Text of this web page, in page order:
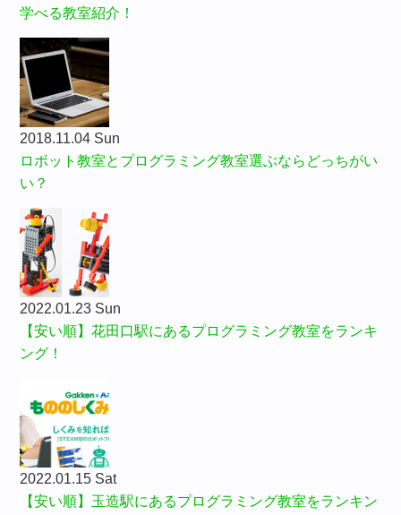
学べる教室紹介！
2018.11.04 Sun
ロボット教室とプログラミング教室選ぶならどっちがい
い？
2022.01.23 Sun
【安い順】花田口駅にあるプログラミング教室をランキ
ング！
2022.01.15 Sat
【安い順】玉造駅にあるプログラミング教室をランキン